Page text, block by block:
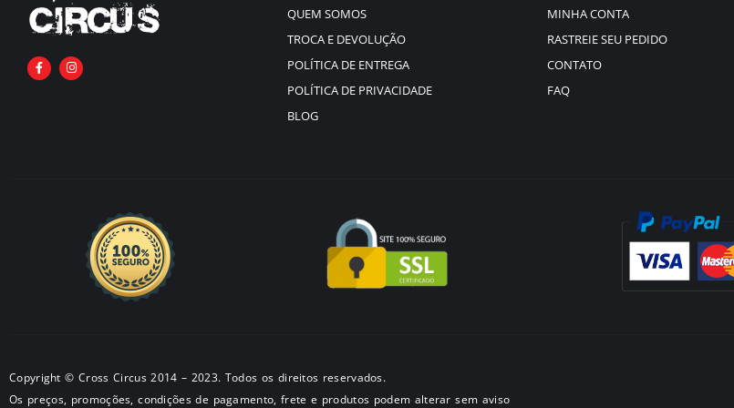
QUEM SOMOS
TROCA E DEVOLUÇÃO
POLÍTICA DE ENTREGA
POLÍTICA DE PRIVACIDADE
BLOG
MINHA CONTA
RASTREIE SEU PEDIDO
CONTATO
FAQ
Copyright © Cross Circus 2014 – 2023. Todos os direitos reservados.
Os preços, promoções, condições de pagamento, frete e produtos podem alterar sem aviso